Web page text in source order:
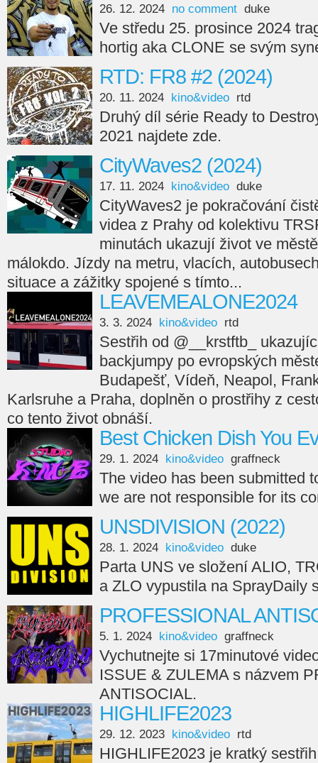
26. 12. 2024 no comment duke
Ve středu 25. prosince 2024
hortig aka CLONE se svým
RTD: FR8 #2 (2024)
20. 11. 2024 kino&video rtd
Druhý díl série Ready to
2021 najdete zde.
CityWaves2 (2024)
17. 11. 2024 kino&video duke
CityWaves2 je pokračování
videa z Prahy od kolektivu
minutách ukazují život ve
málokdo. Jízdy na metru, vlacích,
situace a zážitky spojené s tímto...
LEAVEMEALONE2024
3. 3. 2024 kino&video rtd
Sestřih od @__krstftb_
backjumpy po evropských
Budapešť, Vídeň, Neapol,
Karlsruhe a Praha, doplněn o prostřihy z
co tento život obnáší.
Best Chicken Dish You
29. 1. 2024 kino&video graffneck
The video has been submitted
we are not responsible for its
UNSDIVISION (2022)
28. 1. 2024 kino&video duke
Parta UNS ve složení ALIO,
a ZLO vypustila na SprayDaily
PROFESSIONAL
5. 1. 2024 kino&video graffneck
Vychutnejte si 17minutové
ISSUE & ZULEMA s názvem
ANTISOCIAL.
HIGHLIFE2023
29. 12. 2023 kino&video rtd
HIGHLIFE2023 je kratký